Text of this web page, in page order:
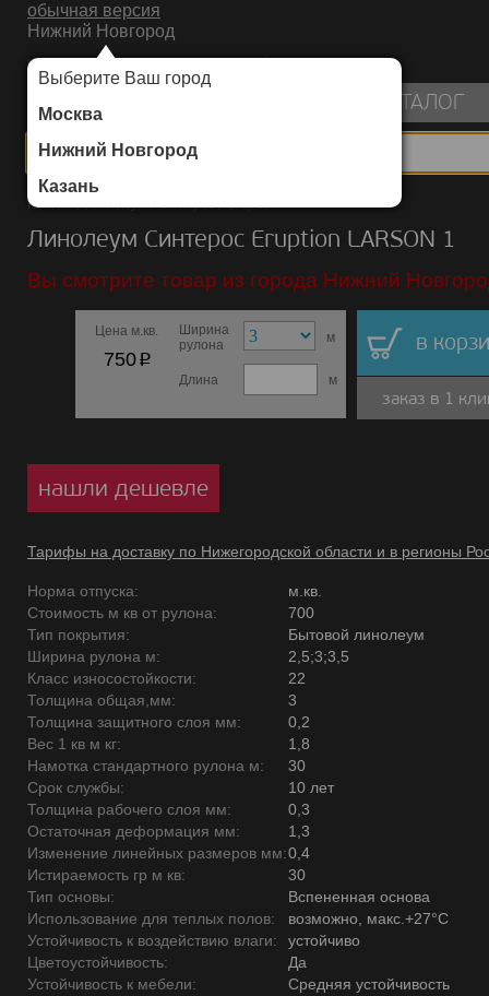
обычная версия
Нижний Новгород
Выберите Ваш город
Москва
Нижний Новгород
Казань
ИНТЕРНЕТ-МАГАЗИН НАПОЛЬНЫХ ПОКРЫТИЙ
КАТАЛОГ
Каталог/Линолеум/Синтерос/Eruption
Линолеум Синтерос Eruption LARSON 1
Вы смотрите товар из города Нижний
Цена м.кв.
750p
Ширина
рулона
м
Длина м
в
заказ в 1
нашли дешевле
Тарифы на доставку по Нижегородской области и в регионы
Норма отпуска:
м.кв.
Стоимость м кв от рулона:
700
Тип покрытия:
Бытовой линолеум
Ширина рулона м:
2,5;3;3,5
Класс износостойкости:
22
Толщина общая,мм:
3
Толщина защитного слоя мм:
0,2
Вес 1 кв м кг:
1,8
Намотка стандартного рулона м:
30
Срок службы:
10 лет
Толщина рабочего слоя мм:
0,3
Остаточная деформация мм:
1,3
Изменение линейных размеров мм:0,4
Истираемость гр м кв:
30
Тип основы:
Вспененная основа
Использование для теплых полов:
возможно, макс.+27°С
Устойчивость к воздействию влаги:
устойчиво
Цветоустойчивость:
Да
Устойчивость к мебели:
Средняя устойчивость